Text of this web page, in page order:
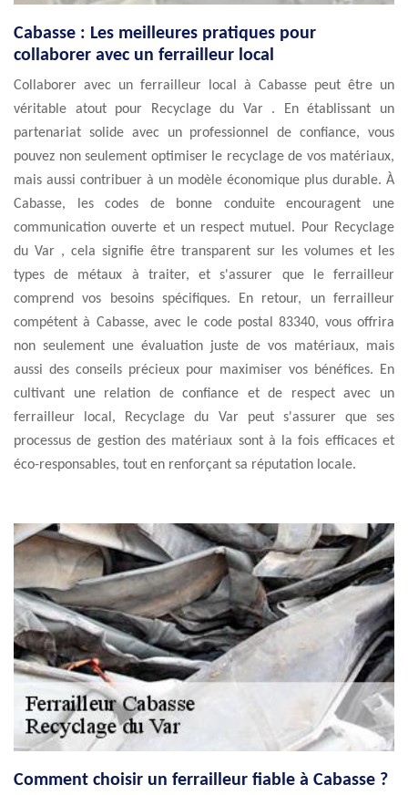
Cabasse : Les meilleures pratiques pour
collaborer avec un ferrailleur local
Collaborer avec un ferrailleur local à Cabasse peut être un
véritable atout pour Recyclage du Var . En établissant un
partenariat solide avec un professionnel de confiance, vous
pouvez non seulement optimiser le recyclage de vos matériaux,
mais aussi contribuer à un modèle économique plus durable. À
Cabasse, les codes de bonne conduite encouragent une
communication ouverte et un respect mutuel. Pour Recyclage
du Var , cela signifie être transparent sur les volumes et les
types de métaux à traiter, et s'assurer que le ferrailleur
comprend vos besoins spécifiques. En retour, un ferrailleur
compétent à Cabasse, avec le code postal 83340, vous offrira
non seulement une évaluation juste de vos matériaux, mais
aussi des conseils précieux pour maximiser vos bénéfices. En
cultivant une relation de confiance et de respect avec un
ferrailleur local, Recyclage du Var peut s'assurer que ses
processus de gestion des matériaux sont à la fois efficaces et
éco-responsables, tout en renforçant sa réputation locale.
Comment choisir un ferrailleur fiable à Cabasse ?